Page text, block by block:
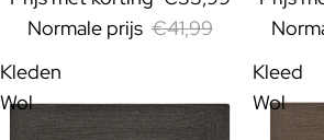
Normale prijs €41,99
Kleden
Wol
Kleed
Wol